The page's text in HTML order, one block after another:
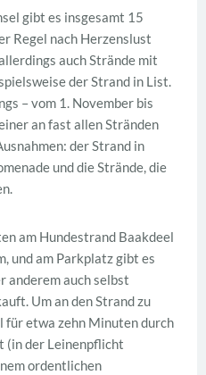
gibt es insgesamt 15
Regel nach Herzenslust
auch Strände mit
der Strand in List.
– vom 1. November bis
an fast allen Stränden
der Strand in
und die Strände, die
am Hundestrand Baakdeel
und am Parkplatz gibt es
anderem auch selbst
Um an den Strand zu
für etwa zehn Minuten durch
(in der Leinenpflicht
ordentlichen